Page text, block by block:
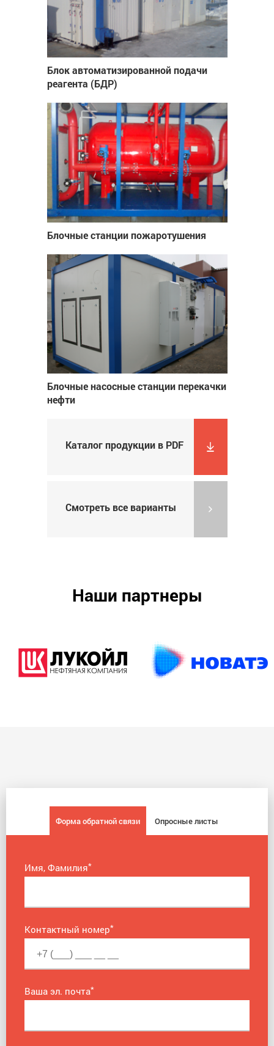
Блок автоматизированной подачи
реагента (БДР)
Блочные станции пожаротушения
Блочные насосные станции перекачки
нефти
Каталог продукции в PDF
Смотреть все варианты
Наши партнеры
Форма обратной связи Опросные листы
Имя, Фамилия*
Контактный номер*
Ваша эл. почта*